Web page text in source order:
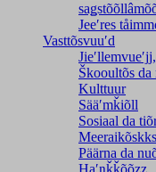
Jeeʹres
Vasttõsvuuʹd
Škooultõs da
Kulttuur
Sääʹmǩiõll
Sosiaal da
Päärna da
Haʹŋǩǩõõzz